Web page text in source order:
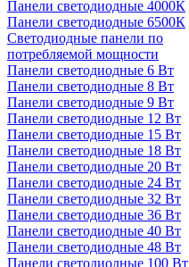
Панели светодиодные 4000К
Панели светодиодные 6500К
Светодиодные панели по
потребляемой мощности
Панели светодиодные 6 Вт
Панели светодиодные 8 Вт
Панели светодиодные 9 Вт
Панели светодиодные 12 Вт
Панели светодиодные 15 Вт
Панели светодиодные 18 Вт
Панели светодиодные 20 Вт
Панели светодиодные 24 Вт
Панели светодиодные 32 Вт
Панели светодиодные 36 Вт
Панели светодиодные 40 Вт
Панели светодиодные 48 Вт
Панели светодиодные 100 Вт